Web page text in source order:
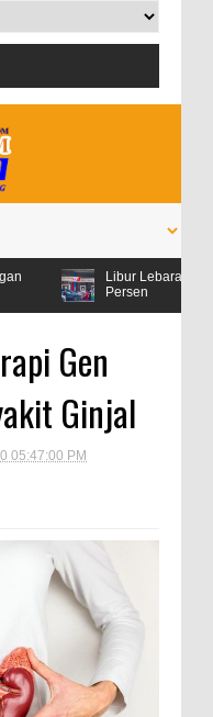
Libur Lebaran, Konsumsi
Persen
Gen
Ginjal
05:47:00 PM